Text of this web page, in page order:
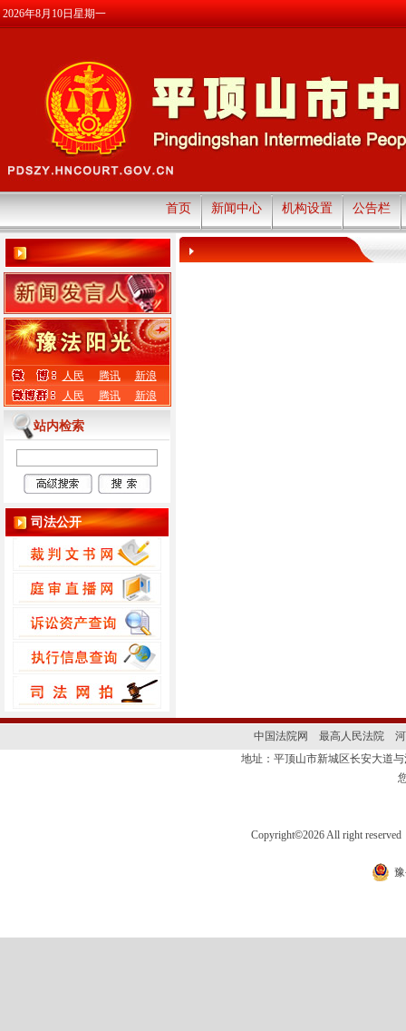
2026年8月10日星期一
首页 新闻中心 机构设置 公告栏
人民 腾讯
新浪
人民
腾讯 新浪
站内检索
司法公开
中国法院网 最高人民法院
地址：平顶山市新城区长安大
Copyright©2026 All right